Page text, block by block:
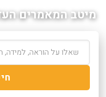
מיטב המאמרים